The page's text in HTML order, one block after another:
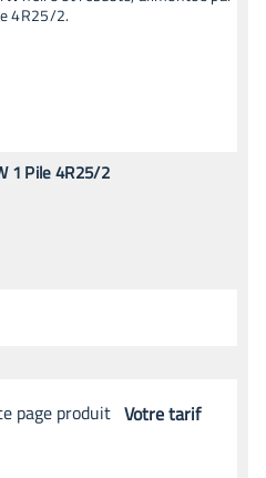
1 Pile 4R25/2
Votre tarif